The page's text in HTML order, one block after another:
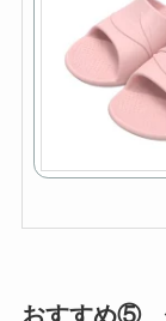
おすすめ⑤